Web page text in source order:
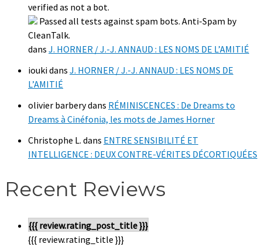
verified as not a bot.
Passed all tests against spam bots. Anti-Spam by
CleanTalk.
dans J. HORNER / J.-J. ANNAUD : LES NOMS DE L’AMITIÉ
ioukidans J. HORNER / J.-J. ANNAUD : LES NOMS DE
L’AMITIÉ
olivier barberydans RÉMINISCENCES : De Dreams to
Dreams à Cinéfonia, les mots de James Horner
Christophe L. dans ENTRE SENSIBILITÉ ET
INTELLIGENCE : DEUX CONTRE-VÉRITES DÉCORTIQUÉES
Recent Reviews
{{{ review.rating_post_title }}}
{{{ review.rating_title }}}